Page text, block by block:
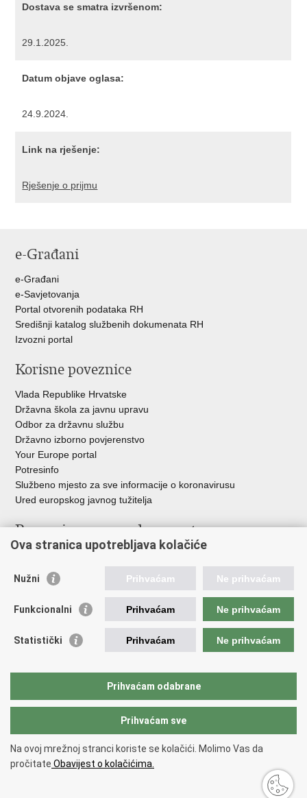
Dostava se smatra izvršenom:
29.1.2025.
Datum objave oglasa:
24.9.2024.
Link na rješenje:
Rješenje o prijmu
e-Građani
e-Građani
e-Savjetovanja
Portal otvorenih podataka RH
Središnji katalog službenih dokumenata RH
Izvozni portal
Korisne poveznice
Vlada Republike Hrvatske
Državna škola za javnu upravu
Odbor za državnu službu
Državno izborno povjerenstvo
Your Europe portal
Potresinfo
Službeno mjesto za sve informacije o koronavirusu
Ured europskog javnog tužitelja
Poveznice pravosudnog sustava
Državno odvjetništvo
Ured za suzbijanje korupcije i organiziranog kriminaliteta
Državnoodvjetničko vijeće
Hrvatska odvjetnička komora
Europski pravosudni portal
Copyright © 2026 Ministarstvo pravosuđa, uprave i digitalne
transformacije Republike Hrvatske.
pristupačnosti.
Ova stranica upotrebljava kolačiće
Nužni Prihvaćam Ne prihvaćam
Funkcionalni Prihvaćam Ne prihvaćam
Statistički Prihvaćam Ne prihvaćam
Prihvaćam odabrane
Prihvaćam sve
Na ovoj mrežnoj stranci koriste se kolačići. Molimo Vas da
pročitate Obavijest o kolačićima.